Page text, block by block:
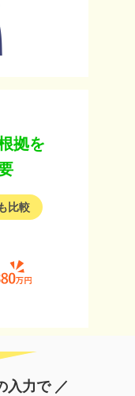
拠を
比較
入力で ／